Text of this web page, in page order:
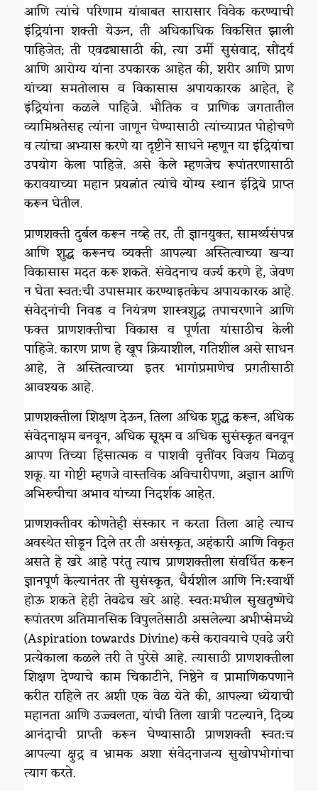
आणि त्यांचे परिणाम यांबाबत सारासार विवेक करण्याची
इंद्रियांना शक्ती येऊन, ती अधिकाधिक विकसित झाली
पाहिजेत; ती एवढ्यासाठी की, त्या उर्मी सुसंवाद, सौंदर्य
आणि आरोग्य यांना उपकारक आहेत की, शरीर आणि प्राण
यांच्या समतोलास व विकासास अपायकारक आहेत, हे
इंद्रियांना कळले पाहिजे. भौतिक व प्राणिक जगतातील
व्यामिश्रतेसह त्यांना जाणून घेण्यासाठी त्यांच्याप्रत पोहोचणे
व त्यांचा अभ्यास करणे या दृष्टीने साधने म्हणून या इंद्रियांचा
उपयोग केला पाहिजे. असे केले म्हणजेच रूपांतरणासाठी
करावयाच्या महान प्रयत्नांत त्यांचे योग्य स्थान इंद्रिये प्राप्त
करून घेतील.
प्राणशक्ती दुर्बल करून नव्हे तर, ती ज्ञानयुक्त, सामर्थ्यसंपन्न
आणि शुद्ध करूनच व्यक्ती आपल्या अस्तित्वाच्या खऱ्या
विकासास मदत करू शकते. संवेदनाच वर्ज्य करणे हे, जेवण
न घेता स्वत:ची उपासमार करण्याइतकेच अपायकारक आहे.
संवेदनांची निवड व नियंत्रण शास्त्रशुद्ध तपाचरणाने आणि
फक्त प्राणशक्तीचा विकास व पूर्णता यांसाठीच केली
पाहिजे. कारण प्राण हे खूप क्रियाशील, गतिशील असे साधन
आहे, ते अस्तित्वाच्या इतर भागांप्रमाणेच प्रगतीसाठी
आवश्यक आहे.
प्राणशक्तीला शिक्षण देऊन, तिला अधिक शुद्ध करून, अधिक
संवेदनाक्षम बनवून, अधिक सूक्ष्म व अधिक सुसंस्कृत बनवून
आपण तिच्या हिंसात्मक व पाशवी वृत्तींवर विजय मिळवू
शकू. या गोष्टी म्हणजे वास्तविक अविचारीपणा, अज्ञान आणि
अभिरुचीचा अभाव यांच्या निदर्शक आहेत.
प्राणशक्तीवर कोणतेही संस्कार न करता तिला आहे त्याच
अवस्थेत सोडून दिले तर ती असंस्कृत, अहंकारी आणि विकृत
असते हे खरे आहे परंतु त्याच प्राणशक्तीला संवर्धित करून
ज्ञानपूर्ण केल्यानंतर ती सुसंस्कृत, धैर्यशील आणि नि:स्वार्थी
होऊ शकते हेही तेवढेच खरे आहे. स्वत:मधील सुखतृष्णेचे
रूपांतरण अतिमानसिक विपुलतेसाठी असलेल्या अभीप्सेमध्ये
(Aspiration towards Divine) कसे करावयाचे एवढे जरी
प्रत्येकाला कळले तरी ते पुरेसे आहे. त्यासाठी प्राणशक्तीला
शिक्षण देण्याचे काम चिकाटीने, निष्ठेने व प्रामाणिकपणाने
करीत राहिले तर अशी एक वेळ येते की, आपल्या ध्येयाची
महानता आणि उज्ज्वलता, यांची तिला खात्री पटल्याने, दिव्य
आनंदाची प्राप्ती करून घेण्यासाठी प्राणशक्ती स्वत:च
आपल्या क्षुद्र व भ्रामक अशा संवेदनाजन्य सुखोपभोगांचा
त्याग करते.